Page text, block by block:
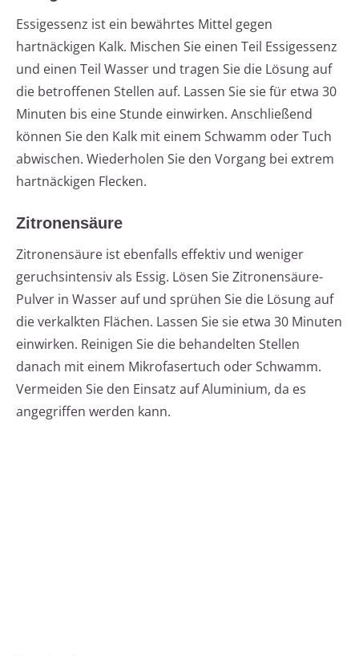
Essigessenz ist ein bewährtes Mittel gegen
hartnäckigen Kalk. Mischen Sie einen Teil Essigessenz
und einen Teil Wasser und tragen Sie die Lösung auf
die betroffenen Stellen auf. Lassen Sie sie für etwa 30
Minuten bis eine Stunde einwirken. Anschließend
können Sie den Kalk mit einem Schwamm oder Tuch
abwischen. Wiederholen Sie den Vorgang bei extrem
hartnäckigen Flecken.
Zitronensäure
Zitronensäure ist ebenfalls effektiv und weniger
geruchsintensiv als Essig. Lösen Sie Zitronensäure-
Pulver in Wasser auf und sprühen Sie die Lösung auf
die verkalkten Flächen. Lassen Sie sie etwa 30 Minuten
einwirken. Reinigen Sie die behandelten Stellen
danach mit einem Mikrofasertuch oder Schwamm.
Vermeiden Sie den Einsatz auf Aluminium, da es
angegriffen werden kann.